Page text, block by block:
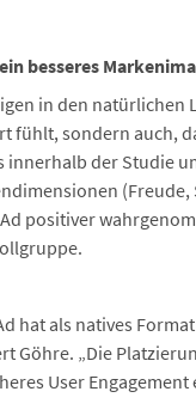
besseres
in den
fühlt, sondern auch,
innerhalb der Studie
positiver
hat als natives
Göhre. „Die
User